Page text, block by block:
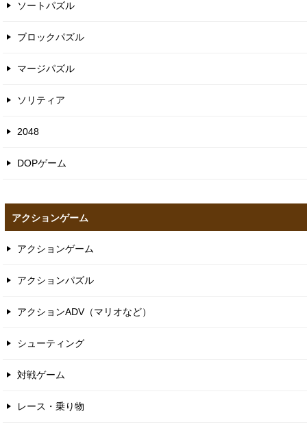
ソートパズル
ブロックパズル
マージパズル
ソリティア
2048
DOPゲーム
アクションゲーム
アクションゲーム
アクションパズル
アクションADV（マリオなど）
シューティング
対戦ゲーム
レース・乗り物